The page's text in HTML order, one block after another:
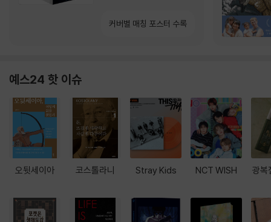
커버별 매칭 포스터 수록
예스24 핫 이슈
오뒷세이아 코스톨라니 Stray Kids NCT WISH 광복